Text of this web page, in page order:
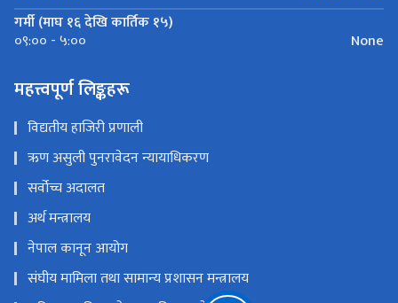
गर्मी (माघ १६ देखि कार्तिक १५)
०९:०० - ५:०० None
महत्त्वपूर्ण लिङ्कहरू
विद्यतीय हाजिरी प्रणाली
ऋण असुली पुनरावेदन न्यायाधिकरण
सर्वोच्च अदालत
अर्थ मन्त्रालय
नेपाल कानून आयोग
संघीय मामिला तथा सामान्य प्रशासन मन्त्रालय